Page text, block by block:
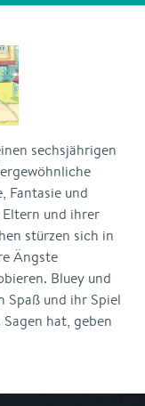
sechsjährigen
Fantasie und
und ihrer
stürzen sich in
Ängste
Bluey und
Spaß und ihr Spiel
hat, geben